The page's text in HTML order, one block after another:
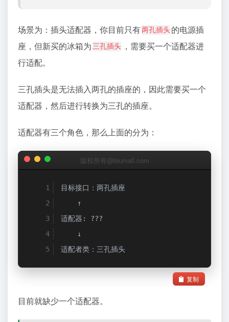
场景为：插头适配器，你目前只有两孔插头的电源插
座，但新买的冰箱为三孔插头 ，需要买一个适配器进
行适配。
三孔插头是无法插入两孔的插座的，因此需要买一个
适配器，然后进行转换为三孔的插座。
适配器有三个角色，那么上面的分为：
版权所有@biumall.com
目标接口：两孔插座
↑
适配器:
???
↓
适配者类：三孔插头
复制
目前就缺少一个适配器。